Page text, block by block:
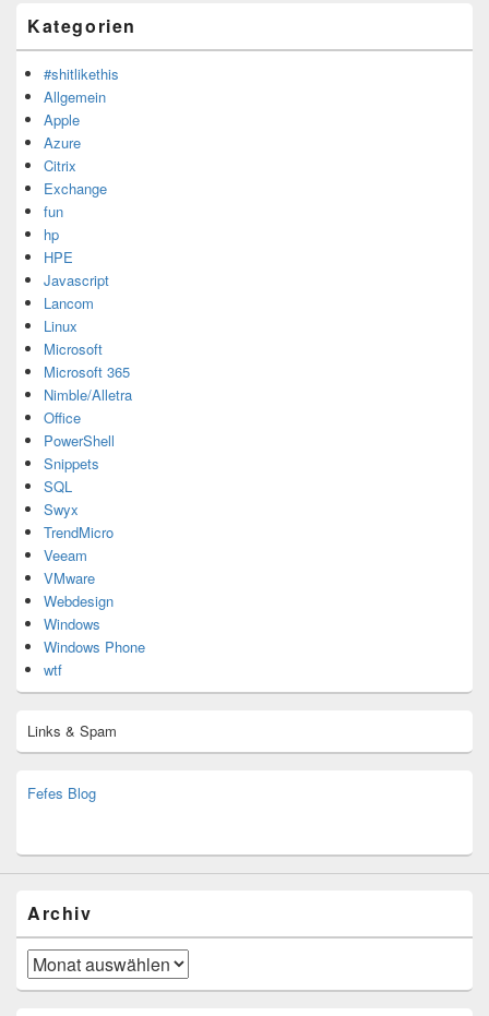
Kategorien
#shitlikethis
Allgemein
Apple
Azure
Citrix
Exchange
fun
hp
HPE
Javascript
Lancom
Linux
Microsoft
Microsoft 365
Nimble/Alletra
Office
PowerShell
Snippets
SQL
Swyx
TrendMicro
Veeam
VMware
Webdesign
Windows
Windows Phone
wtf
Links & Spam
Fefes Blog
Archiv
Archiv